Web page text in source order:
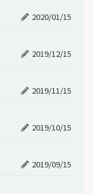
2020/01/15
2019/12/15
2019/11/15
2019/10/15
2019/09/15